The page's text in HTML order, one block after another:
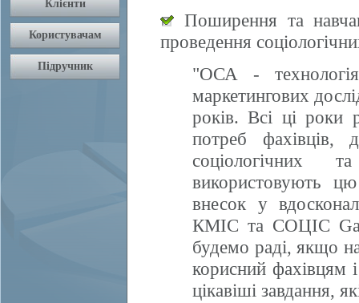
Поширення та
проведення
"ОСА -
маркетингових
років. Всі ці роки
потреб фахівців,
соціологічних
використовують
внесок у
КМІС та СОЦІС
будемо раді, якщо
корисний фахівцям
цікавіші завдання,